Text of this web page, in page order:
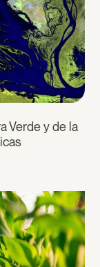
Verde y de la